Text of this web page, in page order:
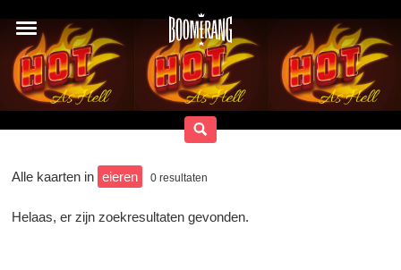
Alle kaarten in eieren 0 resultaten
Helaas, er zijn zoekresultaten gevonden.